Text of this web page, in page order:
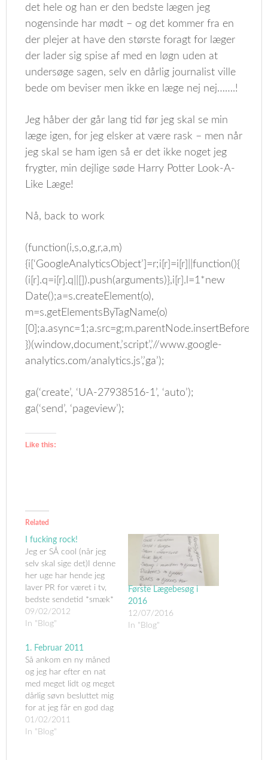
det hele og han er den bedste lægen jeg
nogensinde har mødt – og det kommer fra en
der plejer at have den største foragt for læger
der lader sig spise af med en løgn uden at
undersøge sagen, selv en dårlig journalist ville
bede om beviser men ikke en læge nej nej…….!
Jeg håber der går lang tid før jeg skal se min
læge igen, for jeg elsker at være rask – men når
jeg skal se ham igen så er det ikke noget jeg
frygter, min dejlige søde Harry Potter Look-A-
Like Læge!
Nå, back to work
(function(i,s,o,g,r,a,m)
{i[‘GoogleAnalyticsObject’]=r;i[r]=i[r]||function(){
(i[r].q=i[r].q||[]).push(arguments)},i[r].l=1*new
Date();a=s.createElement(o),
m=s.getElementsByTagName(o)
})(window,document,’script’,’//www.google-
analytics.com/analytics.js’,’ga’);
ga(‘create’, ‘UA-27938516-1’, ‘auto’);
ga(‘send’, ‘pageview’);
Like this:
Related
I fucking rock!
Jeg er SÅ cool (når jeg
selv skal sige det)I denne
her uge har hende jeg
laver PR for været i tv,
bedste sendetid *smæk*
og hvad tror du lige der
skete med hendes
boomede! (i forhold til
sidste uge)Det er da
bare FOR SEJT!Og i alt
beskedenhed,…
09/02/2012
In "Blog"
Første Lægebesøg i
2016
12/07/2016
In "Blog"
1. Februar 2011
Så ankom en ny måned
og jeg har efter en nat
med meget lidt og meget
dårlig søvn besluttet mig
for at jeg får en god dag
og en god uge og ja
faktisk en god måned
01/02/2011
In "Blog"